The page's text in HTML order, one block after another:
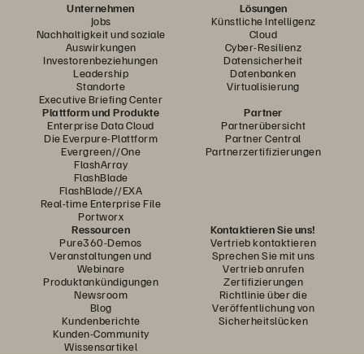
Unternehmen
Jobs
Nachhaltigkeit und soziale
Auswirkungen
Investorenbeziehungen
Leadership
Standorte
Executive Briefing Center
Lösungen
Künstliche Intelligenz
Cloud
Cyber-Resilienz
Datensicherheit
Datenbanken
Virtualisierung
Plattform und Produkte
Enterprise Data Cloud
Die Everpure-Plattform
Evergreen//One
FlashArray
FlashBlade
FlashBlade//EXA
Real-time Enterprise File
Portworx
Partner
Partnerübersicht
Partner Central
Partnerzertifizierungen
Ressourcen
Pure360-Demos
Veranstaltungen und
Webinare
Produktankündigungen
Newsroom
Blog
Kundenberichte
Kunden-Community
Wissensartikel
Kontaktieren Sie uns!
Vertrieb kontaktieren
Sprechen Sie mit uns
Vertrieb anrufen
Zertifizierungen
Richtlinie über die
Veröffentlichung von
Sicherheitslücken